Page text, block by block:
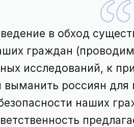
в обход
граждан
исследований, к
россиян
наших